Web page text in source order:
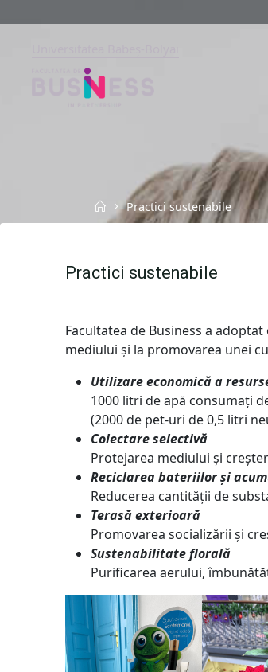
to
UNIVERSITATEA
BABEȘ-
BOLYAI,
CLUJ-
NAPOCA
Home
Practici sustenabile
Practici sustenabile
Facultatea de Business a adoptat
mediului și la promovarea unei
Utilizare economică a
1000 litri de apă consumați
(2000 de pet-uri de 0,5 litri
Colectare selectivă
Protejarea mediului și
Reciclarea bateriilor și
Reducerea cantității de
Terasă exterioară
Promovarea socializării și
Sustenabilitate florală
Purificarea aerului,